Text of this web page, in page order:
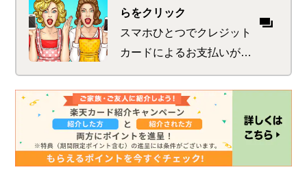
らをクリック
スマホひとつでクレジット
カードによるお支払いがで
き、街でのお買い物をお得
にキャッシュレス化できま
す！もちろん、楽天ポイン
トも利用できます！